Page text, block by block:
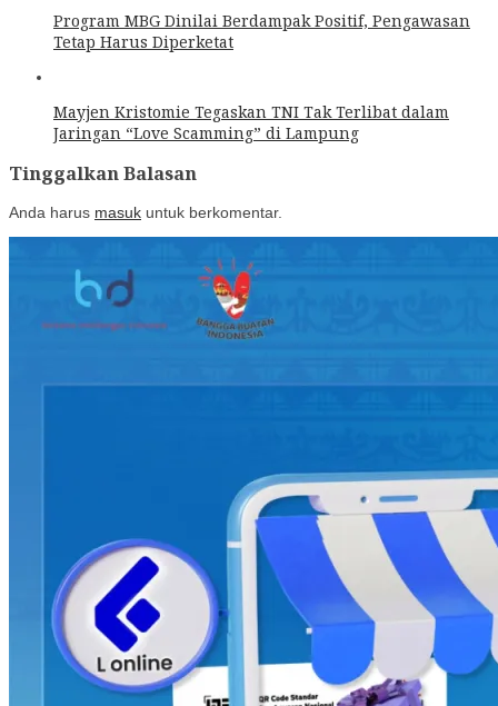
Program MBG Dinilai Berdampak Positif, Pengawasan
Tetap Harus Diperketat
Mayjen Kristomie Tegaskan TNI Tak Terlibat dalam
Jaringan “Love Scamming” di Lampung
Tinggalkan Balasan
Anda harus masuk untuk berkomentar.